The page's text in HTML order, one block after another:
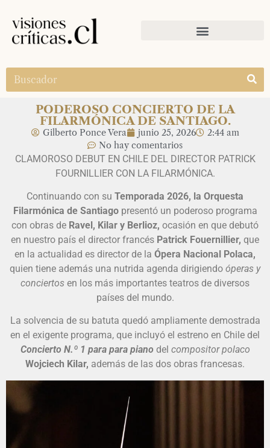
PODEROSO CONCIERTO DE LA
FILARMÓNICA DE SANTIAGO.
Gilberto Ponce Vera junio 25, 2026
2:44 am
No hay comentarios
CLAMOROSO DEBUT EN CHILE DEL DIRECTOR PATRICK
FOURNILLIER CON LA FILARMÓNICA.
Continuando con su Temporada 2026, la Orquesta
Filarmónica de Santiagopresentó un poderoso programa
con obras de Ravel, Kilar y Berlioz, ocasión en que debutó
en nuestro país el director francés Patrick Fouernillier, que
en la actualidad es director de la Ópera Nacional Polaca,
quien tiene además una nutrida agenda dirigiendo óperas y
conciertos en los más importantes teatros de diversos
países del mundo.
La solvencia de su batuta quedó ampliamente demostrada
en el exigente programa, que incluyó el estreno en Chile del
Concierto N.º 1 para para piano del compositor polaco
Wojciech Kilar, además de las dos obras francesas.